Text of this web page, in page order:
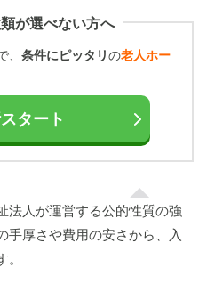
が選べない方へ
条件にピッタリの老人ホー
タート
法人が運営する公的性質の強
手厚さや費用の安さから、入